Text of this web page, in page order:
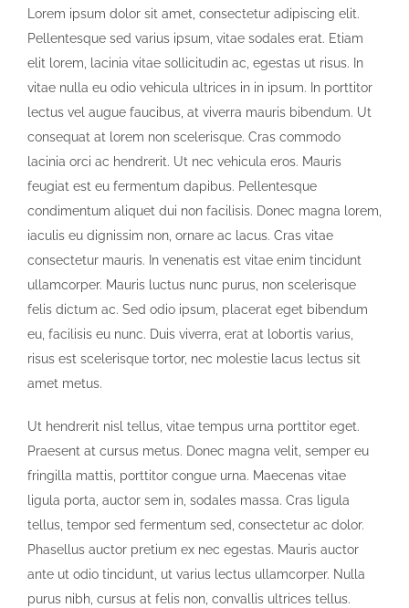
Lorem ipsum dolor sit amet, consectetur adipiscing elit.
Pellentesque sed varius ipsum, vitae sodales erat. Etiam
elit lorem, lacinia vitae sollicitudin ac, egestas ut risus. In
vitae nulla eu odio vehicula ultrices in in ipsum. In porttitor
lectus vel augue faucibus, at viverra mauris bibendum. Ut
consequat at lorem non scelerisque. Cras commodo
lacinia orci ac hendrerit. Ut nec vehicula eros. Mauris
feugiat est eu fermentum dapibus. Pellentesque
condimentum aliquet dui non facilisis. Donec magna lorem,
iaculis eu dignissim non, ornare ac lacus. Cras vitae
consectetur mauris. In venenatis est vitae enim tincidunt
ullamcorper. Mauris luctus nunc purus, non scelerisque
felis dictum ac. Sed odio ipsum, placerat eget bibendum
eu, facilisis eu nunc. Duis viverra, erat at lobortis varius,
risus est scelerisque tortor, nec molestie lacus lectus sit
amet metus.
Ut hendrerit nisl tellus, vitae tempus urna porttitor eget.
Praesent at cursus metus. Donec magna velit, semper eu
fringilla mattis, porttitor congue urna. Maecenas vitae
ligula porta, auctor sem in, sodales massa. Cras ligula
tellus, tempor sed fermentum sed, consectetur ac dolor.
Phasellus auctor pretium ex nec egestas. Mauris auctor
ante ut odio tincidunt, ut varius lectus ullamcorper. Nulla
purus nibh, cursus at felis non, convallis ultrices tellus.